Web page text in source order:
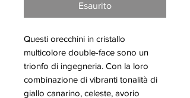
Esaurito
Questi orecchini in cristallo
multicolore double-face sono un
trionfo di ingegneria. Con la loro
combinazione di vibranti tonalità di
giallo canarino, celeste, avorio